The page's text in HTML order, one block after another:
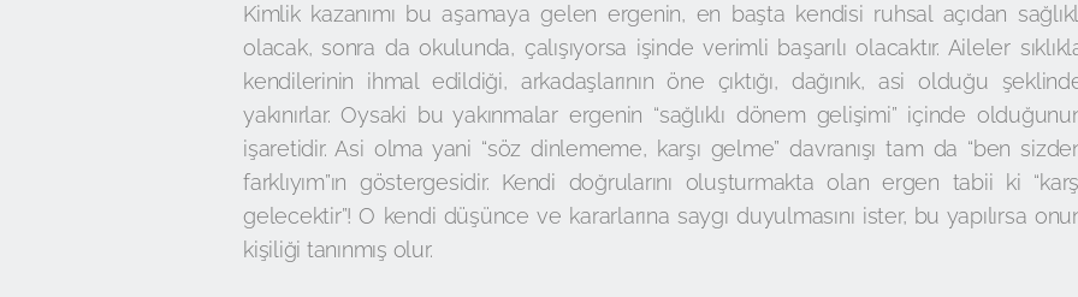
Kimlik kazanımı bu aşamaya gelen ergenin, en başta kendisi ruhsal açıdan
olacak, sonra da okulunda, çalışıyorsa işinde verimli başarılı olacaktır. Aileler
kendilerinin ihmal edildiği, arkadaşlarının öne çıktığı, dağınık, asi olduğu
yakınırlar. Oysaki bu yakınmalar ergenin “sağlıklı dönem gelişimi” içinde
işaretidir. Asi olma yani “söz dinlememe, karşı gelme” davranışı tam da “ben
farklıyım”ın göstergesidir. Kendi doğrularını oluşturmakta olan ergen tabii ki
gelecektir”! O kendi düşünce ve kararlarına saygı duyulmasını ister, bu yapılırsa
kişiliği tanınmış olur.